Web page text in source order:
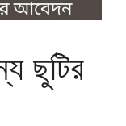
ছুটির